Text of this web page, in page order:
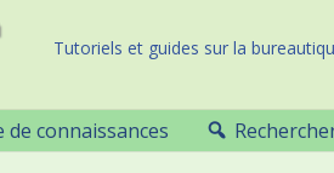
Tutoriels et guides sur la
de connaissances